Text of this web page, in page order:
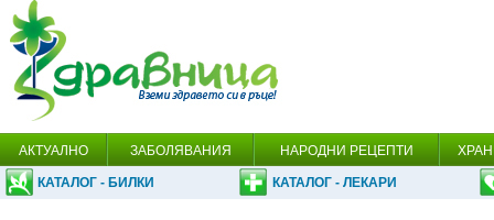
АКТУАЛНО ЗАБОЛЯВАНИЯ НАРОДНИ РЕЦЕПТИ
КАТАЛОГ - БИЛКИ КАТАЛОГ - ЛЕКАРИ